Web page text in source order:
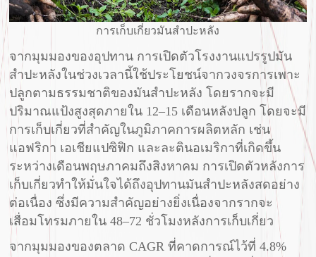
การเก็บเกี่ยวมันสำปะหลัง
จากมุมมองของอุปทาน การเปิดตัวโรงงานแปรรูปมัน
สำปะหลังในช่วงเวลานี้ใช้ประโยชน์จากวงจรการเพาะ
ปลูกตามธรรมชาติของมันสำปะหลัง โดยรากจะมี
ปริมาณแป้งสูงสุดภายใน 12–15 เดือนหลังปลูก โดยจะมี
การเก็บเกี่ยวที่สำคัญในภูมิภาคการผลิตหลัก เช่น
แอฟริกา เอเชียแปซิฟิก และละตินอเมริกาที่เกิดขึ้น
ระหว่างเดือนพฤษภาคมถึงสิงหาคม การเปิดตัวหลังการ
เก็บเกี่ยวทำให้มั่นใจได้ถึงอุปทานมันสำปะหลังสดอย่าง
ต่อเนื่อง ซึ่งมีความสำคัญอย่างยิ่งเนื่องจากรากจะ
เสื่อมโทรมภายใน 48–72 ชั่วโมงหลังการเก็บเกี่ยว
จากมุมมองของตลาด CAGR ที่คาดการณ์ไว้ที่ 4.8%